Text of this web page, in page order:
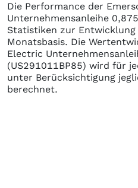
Die Performance der
Unternehmensanleihe
Statistiken zur
Monatsbasis. Die
Electric
(US291011BP85) wird für
unter Berücksichtigung
berechnet.